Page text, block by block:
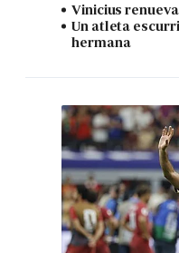
Vinicius
Un atleta
hermana